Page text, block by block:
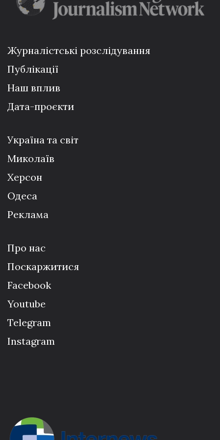
Журналістські розслідування
Публікації
Наш вплив
Дата-проєкти
Україна та світ
Миколаїв
Херсон
Одеса
Реклама
Про нас
Поскаржитися
Facebook
Youtube
Telegram
Instagram